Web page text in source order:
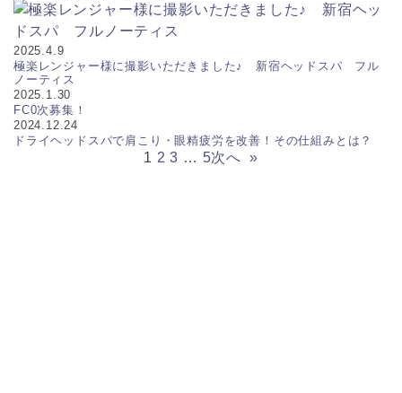
2025.4.9
極楽レンジャー様に撮影いただきました♪ 新宿ヘッドスパ フル
ノーティス
2025.1.30
FC0次募集！
2024.12.24
ドライヘッドスパで肩こり・眼精疲労を改善！その仕組みとは？
1 2 3 … 5次へ »